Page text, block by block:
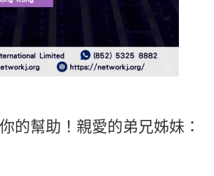
的幫助！親愛的弟兄姊妹：